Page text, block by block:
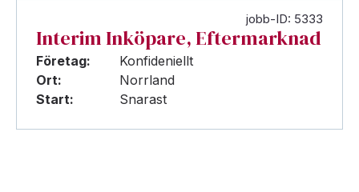
jobb-ID: 5333
Interim Inköpare, Eftermarknad
Företag:
Konfideniellt
Ort:
Norrland
Start:
Snarast